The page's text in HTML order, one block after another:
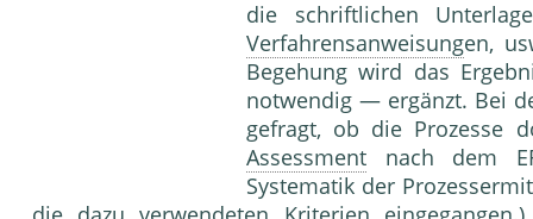
die schriftlichen
Verfahrensanweisungen,
Begehung wird das
notwendig — ergänzt. Bei
gefragt, ob die Prozesse
Assessment nach dem
Systematik der